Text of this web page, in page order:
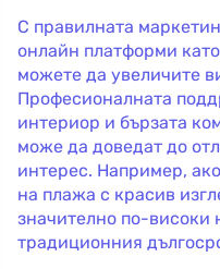
С правилната
онлайн платформи като
можете да увеличите
Професионалната
интериор и бързата
може да доведат до
интерес. Например,
на плажа с красив
значително по-високи
традиционния